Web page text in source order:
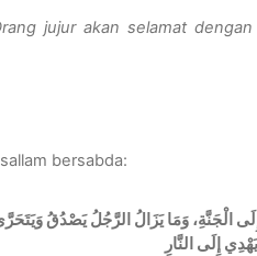
jujur akan selamat
bersabda:
الْجَنَّةِ، وَمَا يَزَالُ الرَّجُلُ يَصْدُقُ
إِلَى النَّارِ